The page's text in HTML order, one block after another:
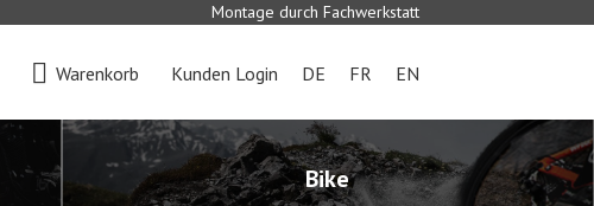
Montage durch Fachwerkstatt
Warenkorb Kunden Login DE FR EN
Bike